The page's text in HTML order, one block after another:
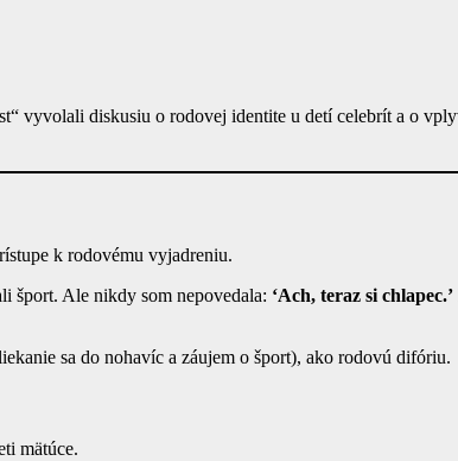
vyvolali diskusiu o rodovej identite u detí celebrít a o
k rodovému vyjadreniu.
šport. Ale nikdy som nepovedala: ‘Ach, teraz si chlapec.’
sa do nohavíc a záujem o šport), ako rodovú difóriu.
mätúce.